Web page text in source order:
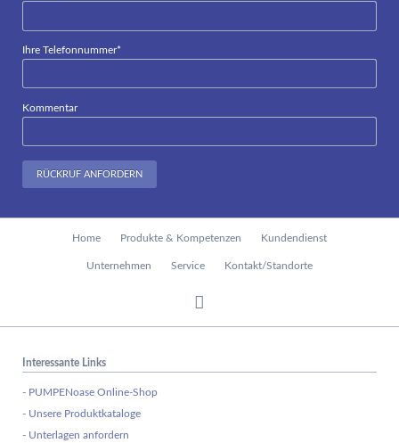
Pflichtfeld
Ihre Telefonnummer*
Kommentar
RÜCKRUF ANFORDERN
Home Produkte & Kompetenzen Kundendienst
Unternehmen Service Kontakt/Standorte
Interessante Links
- PUMPENoase Online-Shop
- Unsere Produktkataloge
- Unterlagen anfordern